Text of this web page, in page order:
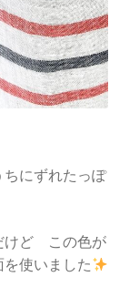
にずれたっぽ
けど この色が
使いました